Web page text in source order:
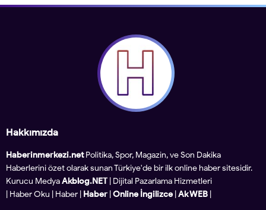
Hakkımızda
Haberinmerkezi.netPolitika, Spor, Magazin, ve Son Dakika
Haberlerini özet olarak sunan Türkiye'de bir ilk online haber sitesidir.
Kurucu MedyaAkblog.NET | Dijital Pazarlama Hizmetleri
Haber Oku Haber Haber Online İngilizce Ak WEB